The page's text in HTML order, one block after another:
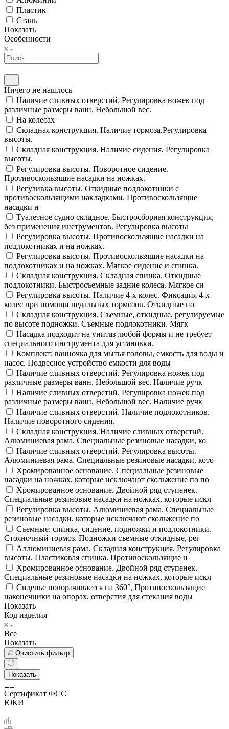
Пластик
Сталь
Показать
Особенности
Ничего не нашлось
Наличие сливных отверстий. Регулировка ножек под
различные размеры ванн. Небольшой вес.
На колесах
Складная конструкция. Наличие тормоза.Регулировка
высоты.
Складная конструкция. Наличие сидения. Регулировка
высоты.
Регулировка высоты. Поворотное сидение.
Противоскользящие насадки на ножках.
Регуливка высоты. Откидные подлокотники с
противоскользящими накладками. Противоскользящие
насадки н
Туалетное судно складное. Быстросборная конструкция,
без применения инструментов. Регулировка высоты
Регулировка высоты. Противоскользящие насадки на
подлокотниках и на ножках.
Регулировка высоты. Противоскользящие насадки на
подлокотниках и на ножках. Мягкое сидение и спинка.
Складная конструкция. Складная спинка. Откидные
подлокотники. Быстросъемные задние колеса. Мягкое си
Регулировка высоты. Наличие 4-х колес. Фиксация 4-х
колес при помощи педальных тормозов. Откидные по
Складная конструкция. Съемные, откидные, регулируемые
по высоте подножки. Съемные подлокотники. Мягк
Насадка подходит на унитаз любой формы и не требует
специального инструмента для установки.
Комплект: ванночка для мытья головы, емкость для воды и
насос. Подвесное устройство емкости для воды
Наличие сливных отверстий. Регулировка ножек под
различные размеры ванн. Небольшой вес. Наличие ручк
Наличие сливных отверстий. Регулировка ножек под
различные размеры ванн. Небольшой вес. Наличие ручк
Наличие сливных отверстий. Наличие подлокотников.
Наличие поворотного сидения.
Складная конструкция. Наличие сливных отверстий.
Алюминиевая рама. Специальные резиновые насадки, ко
Наличие сливных отверстий. Регулировка высоты.
Алюминиевая рама. Специальные резиновые насадки, кото
Хромированное основание. Специальные резиновые
насадки на ножках, которые исключают скольжение по по
Хромированное основание. Двойной ряд ступенек.
Специальные резиновые насадки на ножках, которые искл
Регулировка высоты. Алюминиевая рама. Специальные
резиновые насадки, которые исключают скольжение по
Съемные: спинка, сидение, подножки и подлокотники.
Стояночный тормоз. Подножки съемные откидные, рег
Аллюминиевая рама. Складная конструкция. Регулировка
высоты. Пластиковая спинка. Противоскользящие н
Хромированное основание. Двойной ряд ступенек.
Специальные резиновые насадки на ножках, которые искл
Сиденье поворачивается на 360°, Противоскользящие
наконечники на опорах, отверстия для стекания воды
Показать
Код изделия
Все
Показать
Очистить фильтр
Показать
Сертификат ФСС
ЮКИ